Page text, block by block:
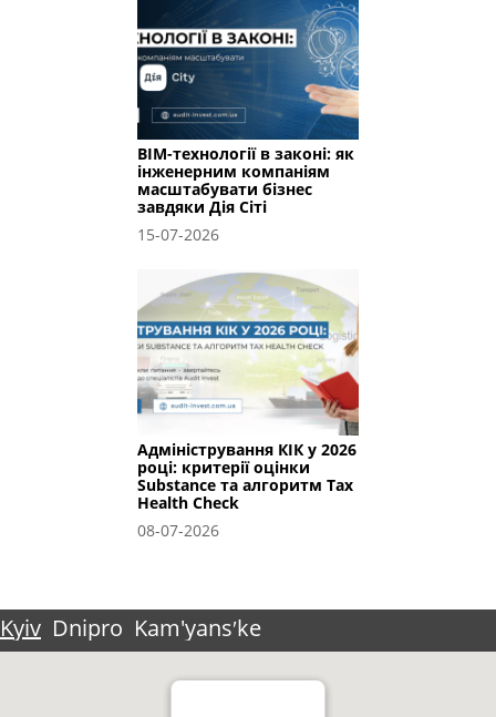
BIM-технології в законі: як
інженерним компаніям
масштабувати бізнес
завдяки Дія Сіті
15-07-2026
Адміністрування КІК у 2026
році: критерії оцінки
Substance та алгоритм Tax
Health Check
08-07-2026
Kyiv Dnipro Kam'yansʹke